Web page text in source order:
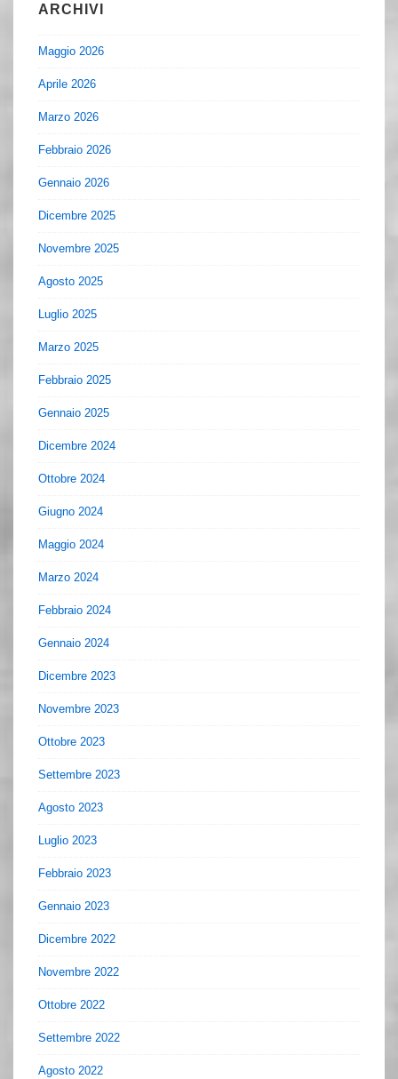
ARCHIVI
Maggio 2026
Aprile 2026
Marzo 2026
Febbraio 2026
Gennaio 2026
Dicembre 2025
Novembre 2025
Agosto 2025
Luglio 2025
Marzo 2025
Febbraio 2025
Gennaio 2025
Dicembre 2024
Ottobre 2024
Giugno 2024
Maggio 2024
Marzo 2024
Febbraio 2024
Gennaio 2024
Dicembre 2023
Novembre 2023
Ottobre 2023
Settembre 2023
Agosto 2023
Luglio 2023
Febbraio 2023
Gennaio 2023
Dicembre 2022
Novembre 2022
Ottobre 2022
Settembre 2022
Agosto 2022